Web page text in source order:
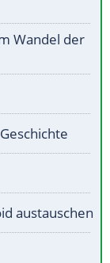
Wandel der
austauschen